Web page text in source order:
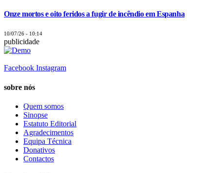
Onze mortos e oito feridos a fugir de incêndio em Espanha
10/07/26 - 10:14
publicidade
Facebook Instagram
sobre nós
Quem somos
Sinopse
Estatuto Editorial
Agradecimentos
Equipa Técnica
Donativos
Contactos